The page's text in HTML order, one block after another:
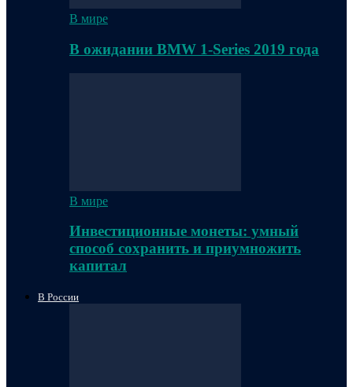
В мире
В ожидании BMW 1-Series 2019 года
В мире
Инвестиционные монеты: умный
способ сохранить и приумножить
капитал
В России